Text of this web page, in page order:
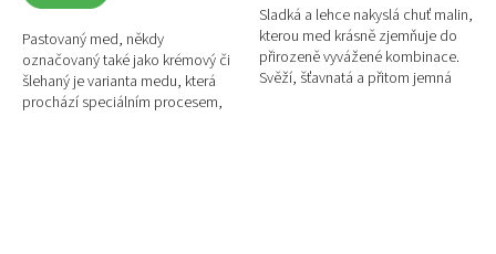
Pastovaný med, někdy
označovaný také jako krémový či
šlehaný je varianta medu, která
prochází speciálním procesem,
Sladká a lehce nakyslá chuť malin,
kterou med krásně zjemňuje do
přirozeně vyvážené kombinace.
Svěží, šťavnatá a přitom jemná